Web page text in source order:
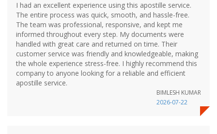
I had an excellent experience using this apostille service.
The entire process was quick, smooth, and hassle-free.
The team was professional, responsive, and kept me
informed throughout every step. My documents were
handled with great care and returned on time. Their
customer service was friendly and knowledgeable, making
the whole experience stress-free. I highly recommend this
company to anyone looking for a reliable and efficient
apostille service.
BIMLESH KUMAR
2026-07-22